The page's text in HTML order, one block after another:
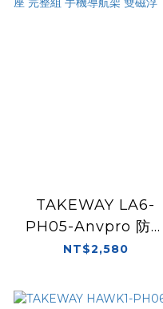
TAKEWAY LA6-
PH05-Anvpro 防盜
版 三角台 手機架 底座
磁浮
NT$2,580